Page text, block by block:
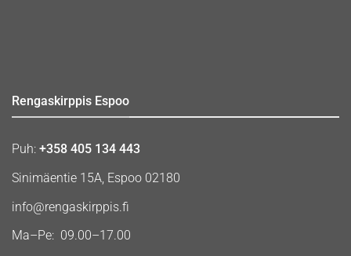
Rengaskirppis Espoo
Puh: +358 405 134 443
Sinimäentie 15A, Espoo 02180
info@rengaskirppis.fi
Ma–Pe: 09.00–17.00